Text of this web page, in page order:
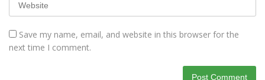
Save my name, email, and website in this browser for the
next time I comment.